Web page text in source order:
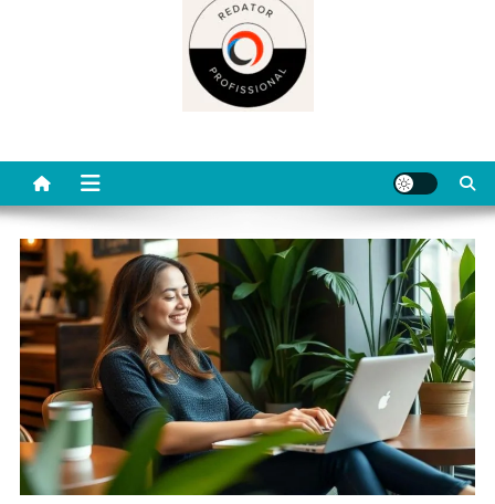
completas e conteúdos úteis para começar, evoluir e se destacar
como redator freelancer no mercado digital.